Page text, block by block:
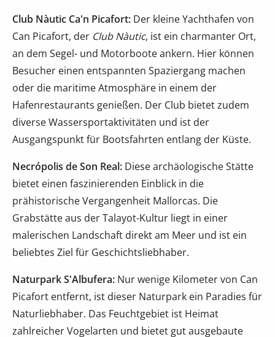
Club Nàutic Ca'n Picafort: Der kleine Yachthafen von
Can Picafort, der Club Nàutic, ist ein charmanter Ort,
an dem Segel- und Motorboote ankern. Hier können
Besucher einen entspannten Spaziergang machen
oder die maritime Atmosphäre in einem der
Hafenrestaurants genießen. Der Club bietet zudem
diverse Wassersportaktivitäten und ist der
Ausgangspunkt für Bootsfahrten entlang der Küste.
Necrópolis de Son Real: Diese archäologische Stätte
bietet einen faszinierenden Einblick in die
prähistorische Vergangenheit Mallorcas. Die
Grabstätte aus der Talayot-Kultur liegt in einer
malerischen Landschaft direkt am Meer und ist ein
beliebtes Ziel für Geschichtsliebhaber.
Naturpark S'Albufera: Nur wenige Kilometer von Can
Picafort entfernt, ist dieser Naturpark ein Paradies für
Naturliebhaber. Das Feuchtgebiet ist Heimat
zahlreicher Vogelarten und bietet gut ausgebaute